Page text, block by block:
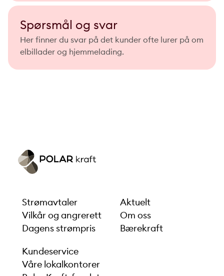
Spørsmål og svar
Her finner du svar på det kunder ofte lurer på om
elbillader og hjemmelading.
Strømavtaler
Vilkår og angrerett
Dagens strømpris
Aktuelt
Om oss
Bærekraft
Kundeservice
Våre lokalkontorer